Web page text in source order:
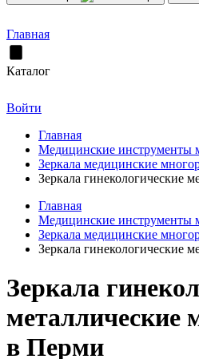
Главная
Каталог
Войти
Главная
Медицинские инструменты
Зеркала медицинские
Зеркала гинекологические
Главная
Медицинские инструменты
Зеркала медицинские
Зеркала гинекологические
Зеркала
металлические
в Перми